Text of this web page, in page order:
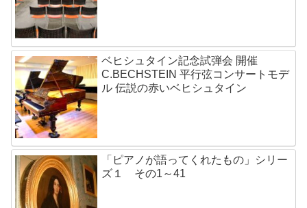
ベヒシュタイン記念試弾会 開催
C.BECHSTEIN 平行弦コンサートモデ
ル 伝説の赤いベヒシュタイン
「ピアノが語ってくれたもの」シリー
ズ１ その1～41